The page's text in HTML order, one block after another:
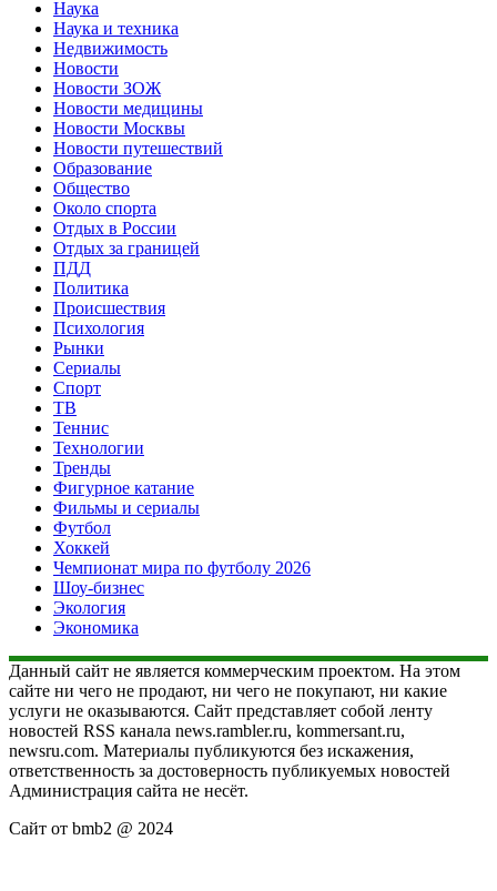
Наука
Наука и техника
Недвижимость
Новости
Новости ЗОЖ
Новости медицины
Новости Москвы
Новости путешествий
Образование
Общество
Около спорта
Отдых в России
Отдых за границей
ПДД
Политика
Происшествия
Психология
Рынки
Сериалы
Спорт
ТВ
Теннис
Технологии
Тренды
Фигурное катание
Фильмы и сериалы
Футбол
Хоккей
Чемпионат мира по футболу 2026
Шоу-бизнес
Экология
Экономика
Данный сайт не является коммерческим проектом. На этом
сайте ни чего не продают, ни чего не покупают, ни какие
услуги не оказываются. Сайт представляет собой ленту
новостей RSS канала news.rambler.ru, kommersant.ru,
newsru.com. Материалы публикуются без искажения,
ответственность за достоверность публикуемых новостей
Администрация сайта не несёт.
Сайт от bmb2 @ 2024